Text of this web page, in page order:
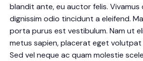
blandit ante, eu auctor felis. Vivamus
dignissim odio tincidunt a eleifend.
porta purus est vestibulum. Nam ut
metus sapien, placerat eget volutpat
Sed vel neque ac quam molestie